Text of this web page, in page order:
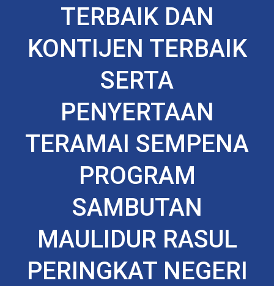
TERBAIK DAN
KONTIJEN TERBAIK
SERTA
PENYERTAAN
TERAMAI SEMPENA
PROGRAM
SAMBUTAN
MAULIDUR RASUL
PERINGKAT NEGERI